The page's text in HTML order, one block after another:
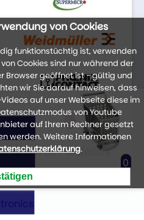
unseres Portfolios
von Cookies
funktionstüchtig ist, verwenden
Cookies sind nur während der
Browser geöffnet ist - gültig und
wir Sie darauf hinweisen, dass
auf unser Webseite diese im
von Youtube
auf Ihrem Rechner gesetzt
werden. Weitere Informationen
.
0